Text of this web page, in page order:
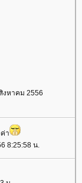
งหาคม 2556
า
8:25:58 น.